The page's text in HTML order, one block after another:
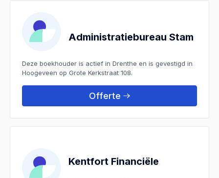
Administratiebureau Stam
Deze boekhouder is actief in Drenthe en is gevestigd in
Hoogeveen op Grote Kerkstraat 108.
Offerte
Kentfort Financiële